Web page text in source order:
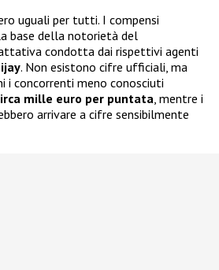
uguali per tutti. I compensi
base della notorietà del
condotta dai rispettivi agenti
. Non esistono cifre ufficiali, ma
i concorrenti meno conosciuti
mille euro per puntata , mentre i
arrivare a cifre sensibilmente